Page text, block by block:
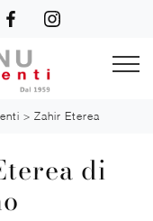
> Zahir Eterea
di